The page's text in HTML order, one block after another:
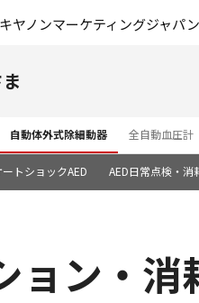
キヤノンマーケティングジャパ
自動体外式除細動器 全自動血圧計
ートショックAED AED日常点検・消
ョン・